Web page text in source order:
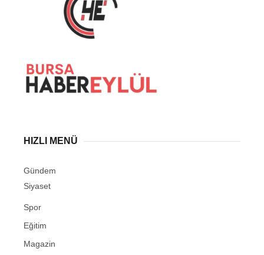
HIZLI MENÜ
Gündem
Siyaset
Spor
Eğitim
Magazin